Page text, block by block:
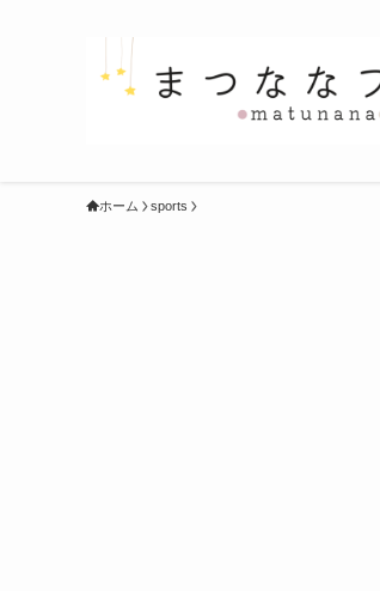
ホーム sports